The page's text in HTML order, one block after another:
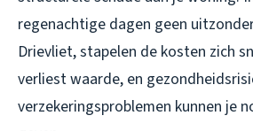
regenachtige dagen geen
Drievliet, stapelen de kosten zich
verliest waarde, en
verzekeringsproblemen kunnen je